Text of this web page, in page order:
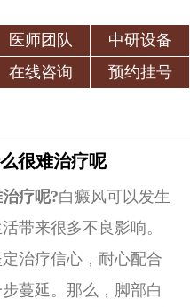
医师团队
中研设备
在线咨询 预约挂号
很难治疗呢
疗呢?白癜风可以发生
带来很多不良影响。
治疗信心，耐心配合
蔓延。那么，脚部白